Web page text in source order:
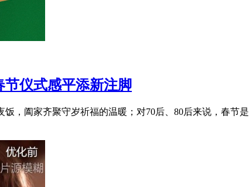
节仪式感平添新注脚
，阖家齐聚守岁祈福的温暖；对70后、80后来说，春节